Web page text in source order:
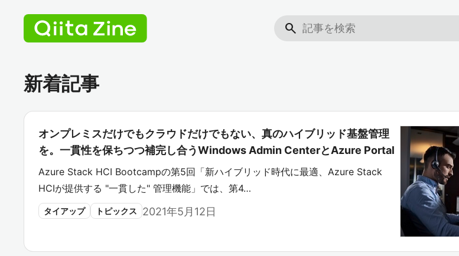
search
新着記事
オンプレミスだけでもクラウドだけでもない、真のハイブリッド基盤管理
を。一貫性を保ちつつ補完し合うWindows Admin CenterとAzure Portal
Azure Stack HCI Bootcampの第5回「新ハイブリッド時代に最適、Azure Stack
HCIが提供する "一貫した" 管理機能」では、第4…
タイアップ トピックス 2021年5月12日